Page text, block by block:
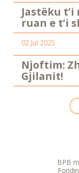
Jastëku t’i
ruan e t’i
02 Jul 2025
Njoftim:
Gjilanit!
BPB